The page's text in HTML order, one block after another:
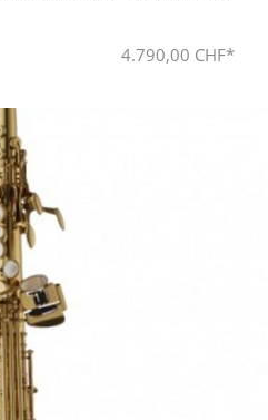
4.790,00 CHF*